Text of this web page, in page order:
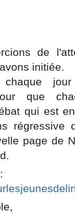
de
initiée.
chaque
que
qui est
régressive
page de